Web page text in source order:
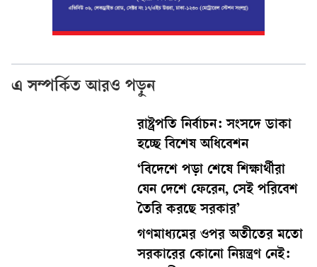
এ সম্পর্কিত আরও পড়ুন
রাষ্ট্রপতি নির্বাচন: সংসদে ডাকা
হচ্ছে বিশেষ অধিবেশন
‘বিদেশে পড়া শেষে শিক্ষার্থীরা
যেন দেশে ফেরেন, সেই পরিবেশ
তৈরি করছে সরকার’
গণমাধ্যমের ওপর অতীতের মতো
সরকারের কোনো নিয়ন্ত্রণ নেই: